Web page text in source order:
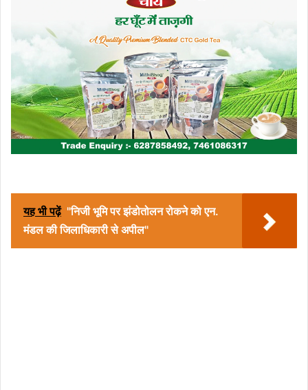
यह भी पढ़ें "निजी भूमि पर झंडोतोलन रोकने को एन.
मंडल की जिलाधिकारी से अपील"